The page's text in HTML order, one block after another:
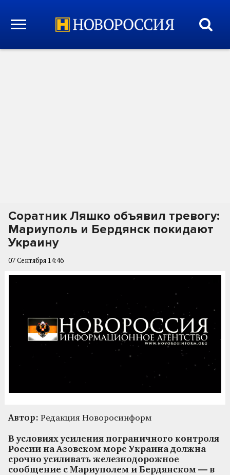
Соратник Ляшко объявил тревогу:
Мариуполь и Бердянск покидают
Украину
07 Сентября 14:46
Автор: Редакция Новоросинформ
В условиях усиления пограничного контроля
России на Азовском море Украина должна
срочно усиливать железнодорожное
сообщение с Мариуполем и Бердянском — в